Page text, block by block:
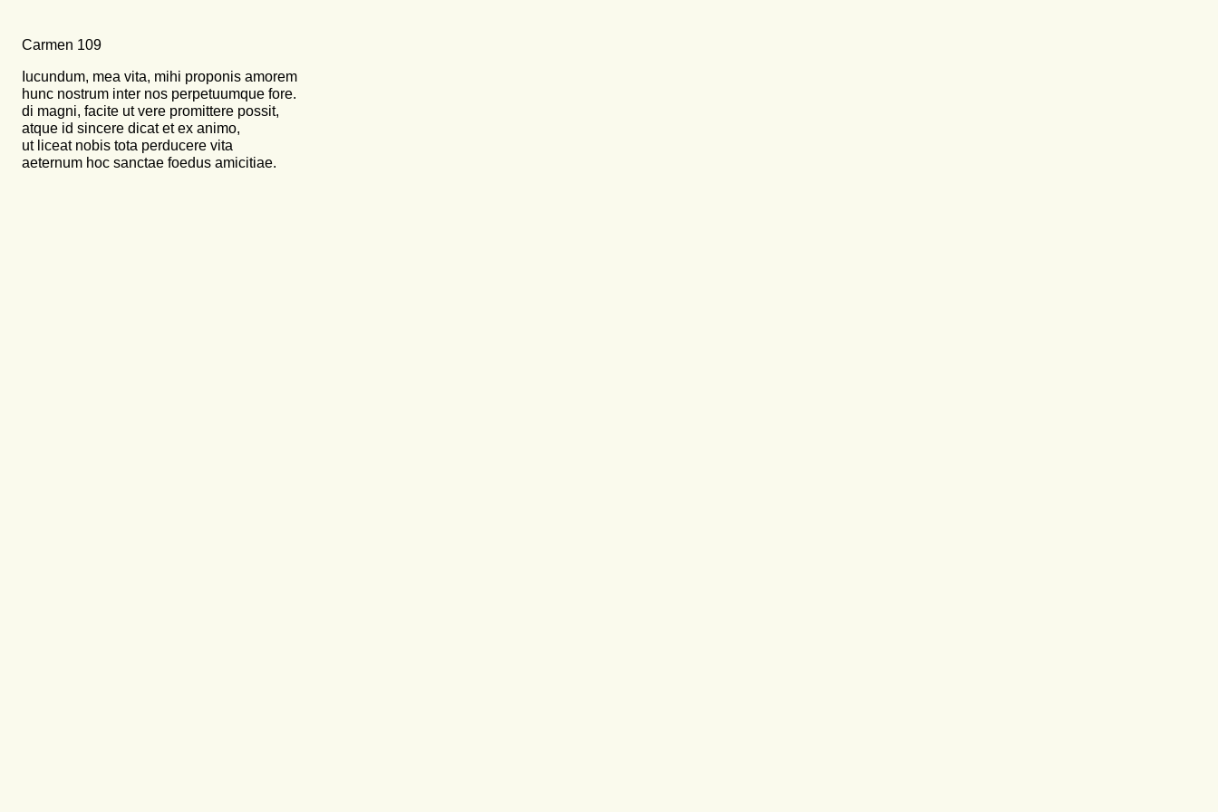
Carmen 109
Iucundum, mea vita, mihi proponis amorem
hunc nostrum inter nos perpetuumque fore.
di magni, facite ut vere promittere possit,
atque id sincere dicat et ex animo,
ut liceat nobis tota perducere vita
aeternum hoc sanctae foedus amicitiae.